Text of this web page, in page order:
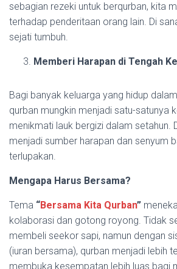
sebagian rezeki untuk berqurban, kita
terhadap penderitaan orang lain. Di
sejati tumbuh.
Memberi Harapan di Tengah
Bagi banyak keluarga yang hidup
qurban mungkin menjadi satu-satunya
menikmati lauk bergizi dalam setahun.
menjadi sumber harapan dan senyum
terlupakan.
Mengapa Harus Bersama?
Tema “Bersama Kita Qurban”
kolaborasi dan gotong royong. Tidak
membeli seekor sapi, namun dengan
(iuran bersama), qurban menjadi lebih
membuka kesempatan lebih luas bagi